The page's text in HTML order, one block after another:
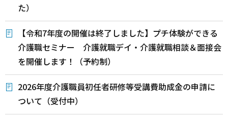
た）
【令和7年度の開催は終了しました】プチ体験ができる
介護職セミナー 介護就職デイ・介護就職相談＆面接会
を開催します！（予約制）
2026年度介護職員初任者研修等受講費助成金の申請に
ついて（受付中）